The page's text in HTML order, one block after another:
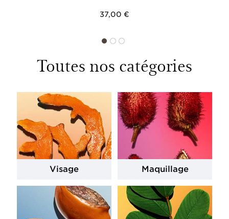
37,00 €
Toutes nos catégories
Visage Maquillage